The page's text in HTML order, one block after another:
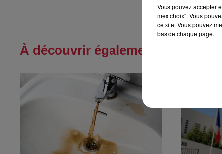
À découvrir également
Vous pouvez accepter
mes choix". Vous
ce site. Vous pouvez
bas de chaque page.